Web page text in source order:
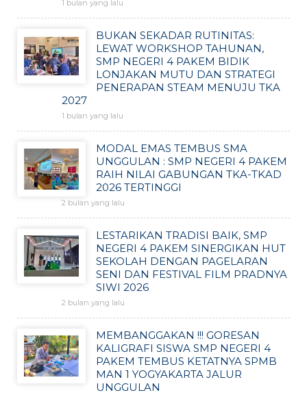
1 bulan yang lalu
BUKAN SEKADAR RUTINITAS:
LEWAT WORKSHOP TAHUNAN,
SMP NEGERI 4 PAKEM BIDIK
LONJAKAN MUTU DAN STRATEGI
PENERAPAN STEAM MENUJU TKA
2027
1 bulan yang lalu
MODAL EMAS TEMBUS SMA
UNGGULAN : SMP NEGERI 4 PAKEM
RAIH NILAI GABUNGAN TKA-TKAD
2026 TERTINGGI
2 bulan yang lalu
LESTARIKAN TRADISI BAIK, SMP
NEGERI 4 PAKEM SINERGIKAN HUT
SEKOLAH DENGAN PAGELARAN
SENI DAN FESTIVAL FILM PRADNYA
SIWI 2026
2 bulan yang lalu
MEMBANGGAKAN !!! GORESAN
KALIGRAFI SISWA SMP NEGERI 4
PAKEM TEMBUS KETATNYA SPMB
MAN 1 YOGYAKARTA JALUR
UNGGULAN